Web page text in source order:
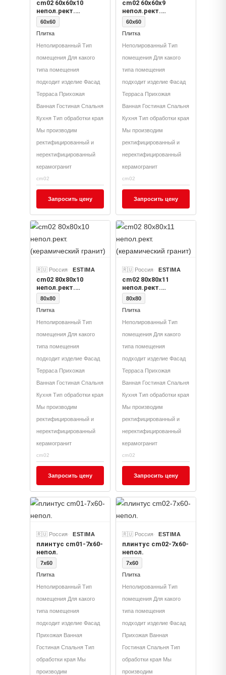
cm02 60x60x10
непол.рект.
(керамический
гранит)
60x60
Плитка
Неполированный Тип
помещения Для какого
типа помещения
подходит изделие Фасад
Терраса Прихожая
Ванная Гостиная Спальня
Кухня Тип обработки края
Мы производим
ректифицированный и
неректифицированный
керамогранит
cm02
Запросить цену
cm02 60x60x9
непол.рект.
(керамический
гранит)
60x60
Плитка
Неполированный Тип
помещения Для какого
типа помещения
подходит изделие Фасад
Терраса Прихожая
Ванная Гостиная Спальня
Кухня Тип обработки края
Мы производим
ректифицированный и
неректифицированный
керамогранит
cm02
Запросить цену
🇷🇺 Россия ESTIMA
cm02 80x80x10
непол.рект.
(керамический
гранит)
80x80
Плитка
Неполированный Тип
помещения Для какого
типа помещения
подходит изделие Фасад
Терраса Прихожая
Ванная Гостиная Спальня
Кухня Тип обработки края
Мы производим
ректифицированный и
неректифицированный
керамогранит
cm02
Запросить цену
🇷🇺 Россия ESTIMA
cm02 80x80x11
непол.рект.
(керамический
гранит)
80x80
Плитка
Неполированный Тип
помещения Для какого
типа помещения
подходит изделие Фасад
Терраса Прихожая
Ванная Гостиная Спальня
Кухня Тип обработки края
Мы производим
ректифицированный и
неректифицированный
керамогранит
cm02
Запросить цену
🇷🇺 Россия ESTIMA
плинтус cm01-7x60-
непол.
7x60
Плитка
Неполированный Тип
помещения Для какого
типа помещения
подходит изделие Фасад
Прихожая Ванная
Гостиная Спальня Тип
обработки края Мы
производим
🇷🇺 Россия ESTIMA
плинтус cm02-7x60-
непол.
7x60
Плитка
Неполированный Тип
помещения Для какого
типа помещения
подходит изделие Фасад
Прихожая Ванная
Гостиная Спальня Тип
обработки края Мы
производим